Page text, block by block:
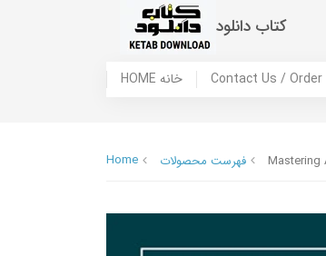
کتاب دانلود
HOME خانه
Home فهرست محصولات Mastering